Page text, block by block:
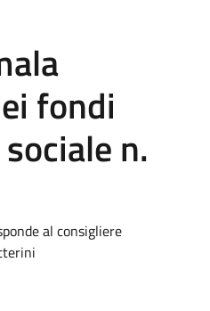
fondi
n.
al consigliere